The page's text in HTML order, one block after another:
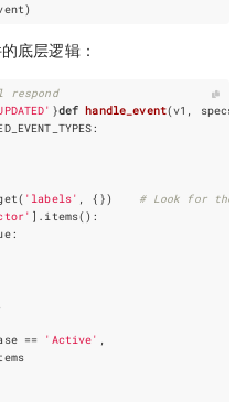
)
底层逻辑：
respond
}def handle_event(v1 , specs
:
( 'labels' , {})
# Look for the
] . items():
:
,
== 'Active' ,